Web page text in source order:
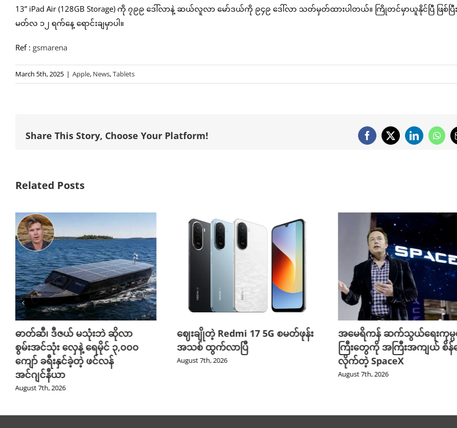
13” iPad Air (128GB Storage) ကို ၇၉၉ ဒေါ်လာနဲ့ ဆယ်လူလာ မော်ဒယ်ကို ၉၄၉ ဒေါ်လာ သတ်မှတ်ထားပါတယ်။ ကြိုတင်မှာယူနိုင်ပြီ ဖြစ်ပြီး
မတ်လ ၁၂ ရက်နေ့ ရောင်းချမှာပါ။
Ref : gsmarena
March 5th, 2025 | Apple, News,Tablets
Share This Story, Choose Your Platform! Facebook
X LinkedIn
Related Posts
ဓာတ်ဆီ၊ ဒီဇယ် မသုံးဘဲ ဆိုလာ
စွမ်းအင်သုံး လှေနဲ့ ရေမိုင် ၃,၀၀၀
ကျော် ခရီးနှင်ခဲ့တဲ့ ဖင်လန်
အင်ဂျင်နီယာ
August 7th, 2026
ဈေးချိုတဲ့ Redmi 17 5G စမတ်ဖုန်း
အသစ် ထွက်လာပြီ
August 7th, 2026
အမေရိကန် ဆက်သွယ်ရေးကုမ္
ကြီးတွေကို အကြီးအကျယ် စိန်
လိုက်တဲ့ SpaceX
August 7th, 2026